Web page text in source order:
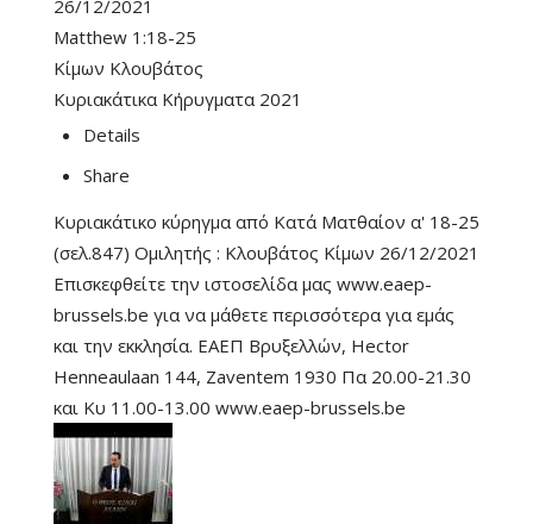
26/12/2021
Matthew 1:18-25
Κίμων Κλουβάτος
Κυριακάτικα Κήρυγματα 2021
Details
Share
Κυριακάτικο κύρηγμα από Κατά Ματθαίον α' 18-25
(σελ.847) Ομιλητής : Κλουβάτος Κίμων 26/12/2021
Επισκεφθείτε την ιστοσελίδα μας www.eaep-
brussels.be για να μάθετε περισσότερα για εμάς
και την εκκλησία. ΕΑΕΠ Βρυξελλών, Hector
Henneaulaan 144, Zaventem 1930 Πα 20.00-21.30
και Κυ 11.00-13.00 www.eaep-brussels.be